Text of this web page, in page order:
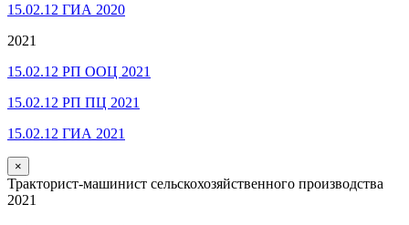
15.02.12 ГИА 2020
2021
15.02.12 РП ООЦ 2021
15.02.12 РП ПЦ 2021
15.02.12 ГИА 2021
×
Тракторист-машинист сельскохозяйственного производства
2021